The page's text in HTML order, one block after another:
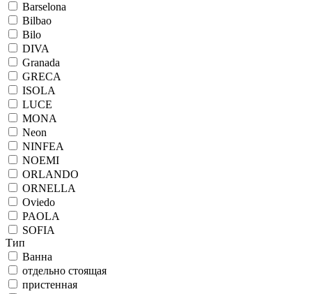
Barselona
Bilbao
Bilo
DIVA
Granada
GRECA
ISOLA
LUCE
MONA
Neon
NINFEA
NOEMI
ORLANDO
ORNELLA
Oviedo
PAOLA
SOFIA
Тип
Ванна
отдельно стоящая
пристенная